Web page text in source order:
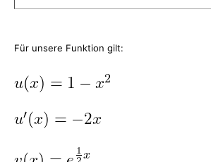
Für unsere Funktion gilt: